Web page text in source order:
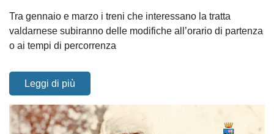
Tra gennaio e marzo i treni che interessano la tratta
valdarnese subiranno delle modifiche all’orario di partenza
o ai tempi di percorrenza
Leggi di più